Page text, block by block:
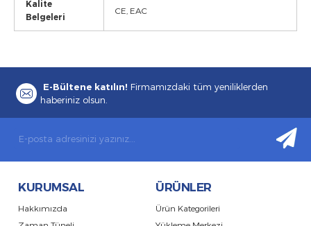
Kalite
Belgeleri
CE, EAC
E-Bültene katılın! Firmamızdaki tüm yeniliklerden
haberiniz olsun.
KURUMSAL
Hakkımızda
ÜRÜNLER
Ürün Kategorileri